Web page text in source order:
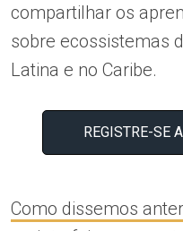
compartilhar os
sobre ecossistemas
Latina e no Caribe.
REGISTRE-SE
Como dissemos